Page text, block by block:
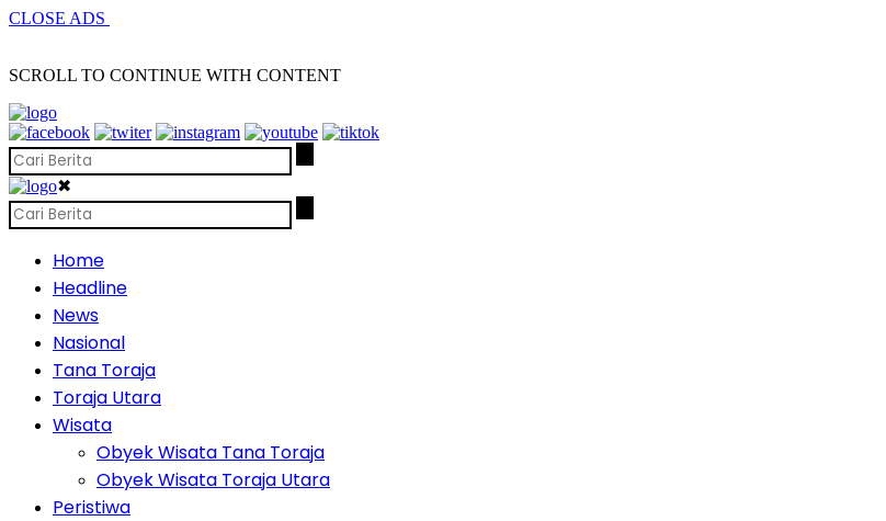
CLOSE ADS
SCROLL TO CONTINUE WITH CONTENT
✖
Home
Headline
News
Nasional
Tana Toraja
Toraja Utara
Wisata
Obyek Wisata Tana Toraja
Obyek Wisata Toraja Utara
Peristiwa